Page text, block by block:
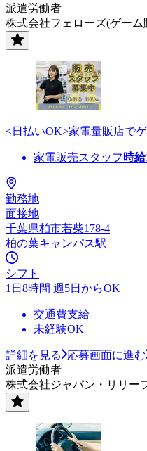
派遣労働者
株式会社フェローズ(ゲーム
<日払いOK>家電量販店で
家電販売スタッフ 時給
勤務地
面接地
千葉県柏市若柴178-4
柏の葉キャンパス駅
シフト
1日8時間 週5日からOK
交通費支給
未経験OK
詳細を見る
応募画面に進む
派遣労働者
株式会社ジャパン・リリー